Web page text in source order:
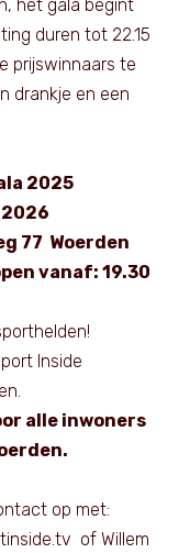
het gala begint
duren tot 22.15
prijswinnaars te
drankje en een
2025
77 Woerden
vanaf: 19.30
Inside
alle inwoners
op met:
of Willem